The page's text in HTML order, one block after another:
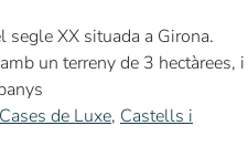
segle XX situada a Girona.
un terreny de 3 hectàrees, i
Cases de Luxe, Castells i